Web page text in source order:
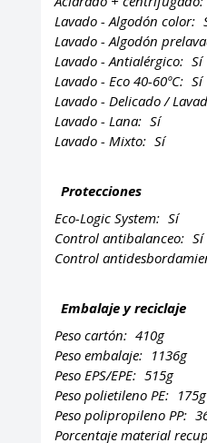
Lavado - Algodón color:
Lavado - Algodón
Lavado - Antialérgico: Sí
Lavado - Eco 40-60ºC: Sí
Lavado - Delicado /
Lavado - Lana: Sí
Lavado - Mixto: Sí
Protecciones
Eco-Logic System: Sí
Control antibalanceo: Sí
Control
Embalaje y reciclaje
Peso cartón: 410g
Peso embalaje: 1136g
Peso EPS/EPE: 515g
Peso polietileno PE: 175g
Peso polipropileno PP:
Porcentaje material